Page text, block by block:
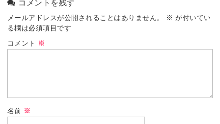
コメントを残す
メールアドレスが公開されることはありません。 ※ が付いてい
る欄は必須項目です
コメント ※
名前 ※